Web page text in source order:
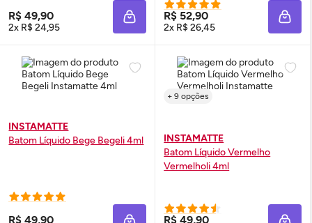
R$ 49,90
2x R$ 24,95 ADICIONAR À SACOLA
R$ 52,90
2x R$ 26,45
INSTAMATTE
Batom Líquido Bege Begeli 4ml
R$ 49,90
+ 9 opções
INSTAMATTE
Batom Líquido Vermelho
Vermelholi 4ml
R$ 49,90